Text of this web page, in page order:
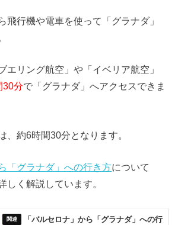
飛行機や電車を使って「グラナダ」
エリング航空」や「イベリア航空」
30分で「グラナダ」へアクセスできま
、約6時間30分となります。
「グラナダ」への行き方について
しく解説しています。
「バルセロナ」から「グラナダ」への行